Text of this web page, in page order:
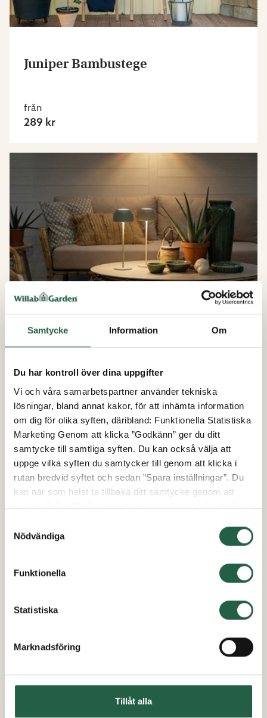
Samtycke Information Om
Du har kontroll över dina uppgifter
Vi och våra samarbetspartner använder tekniska
lösningar, bland annat kakor, för att inhämta information
om dig för olika syften, däribland: Funktionella Statistiska
Marketing Genom att klicka ”Godkänn” ger du ditt
samtycke till samtliga syften. Du kan också välja att
uppge vilka syften du samtycker till genom att klicka i
rutan bredvid syftet och sedan ”Spara inställningar”. Du
kan när som helst ta tillbaka ditt samtycke genom att
klicka på den lilla ikonen i det nedre vänstra hörnet på
använder kakor och andra tekniska lösningar och hur vi
Ta reda på mer om cookies Googles sekretesspolicy
Nödvändiga
Funktionella
Statistiska
Marknadsföring
Tillåt alla
Juniper Bambustege
från
289 kr
från
495 kr
15%
Fig sittpuff
1 395 kr